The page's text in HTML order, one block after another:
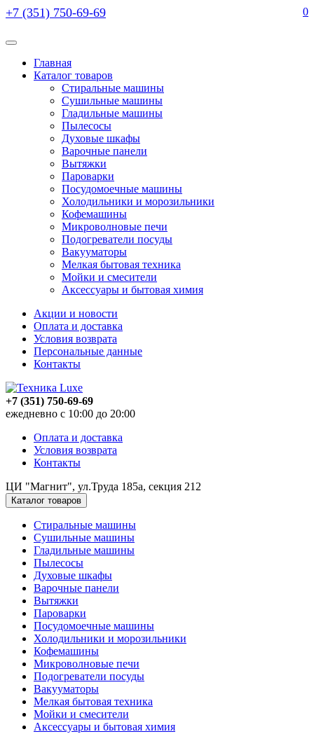
+7 (351) 750-69-69 0
Главная
Каталог товаров
Стиральные машины
Сушильные машины
Гладильные машины
Пылесосы
Духовые шкафы
Варочные панели
Вытяжки
Пароварки
Посудомоечные машины
Холодильники и морозильники
Кофемашины
Микроволновые печи
Подогреватели посуды
Вакууматоры
Мелкая бытовая техника
Мойки и смесители
Аксессуары и бытовая химия
Акции и новости
Оплата и доставка
Условия возврата
Персональные данные
Контакты
+7 (351) 750-69-69
ежедневно с 10:00 до 20:00
Оплата и доставка
Условия возврата
Контакты
ЦИ "Магнит", ул.Труда 185а, секция 212
Каталог товаров
Стиральные машины
Сушильные машины
Гладильные машины
Пылесосы
Духовые шкафы
Варочные панели
Вытяжки
Пароварки
Посудомоечные машины
Холодильники и морозильники
Кофемашины
Микроволновые печи
Подогреватели посуды
Вакууматоры
Мелкая бытовая техника
Мойки и смесители
Аксессуары и бытовая химия